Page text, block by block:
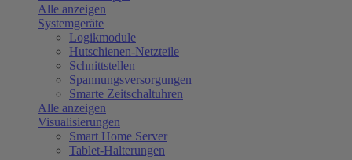
Alle anzeigen
Systemgeräte
Logikmodule
Hutschienen-Netzteile
Schnittstellen
Spannungsversorgungen
Smarte Zeitschaltuhren
Alle anzeigen
Visualisierungen
Smart Home Server
Tablet-Halterungen